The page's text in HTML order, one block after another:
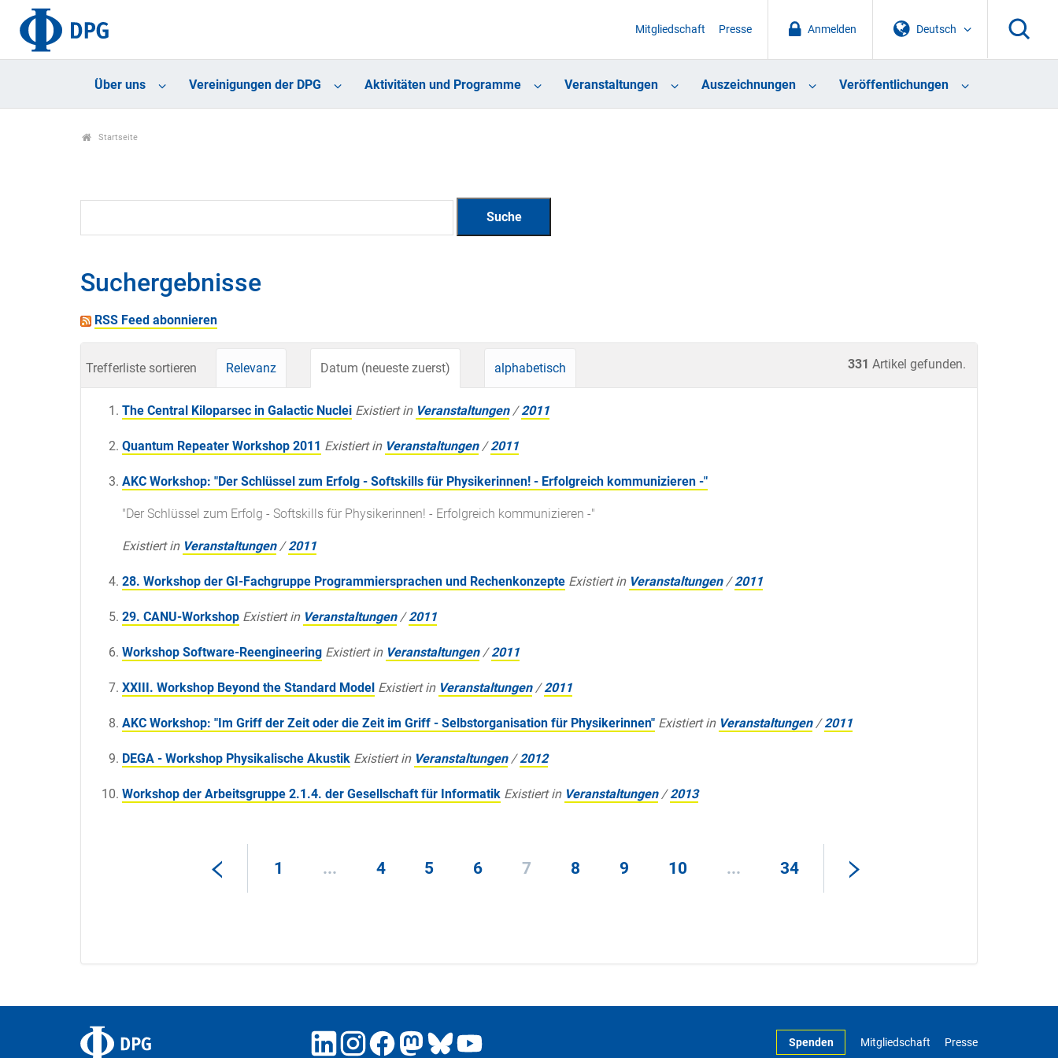
Deutsch
Anmelden
Mitgliedschaft Presse
Über uns Vereinigungen der DPG Aktivitäten und Programme Veranstaltungen Auszeichnungen Veröffentlichungen
Startseite
Suchergebnisse
RSS Feed abonnieren
331 Artikel gefunden.
Trefferliste sortieren Relevanz Datum (neueste zuerst) alphabetisch
The Central Kiloparsec in Galactic Nuclei Existiert in Veranstaltungen /2011
Quantum Repeater Workshop 2011 Existiert in Veranstaltungen /2011
AKC Workshop: "Der Schlüssel zum Erfolg - Softskills für Physikerinnen! - Erfolgreich kommunizieren -"
"Der Schlüssel zum Erfolg - Softskills für Physikerinnen! - Erfolgreich kommunizieren -"
Existiert in Veranstaltungen /2011
28. Workshop der GI-Fachgruppe Programmiersprachen und Rechenkonzepte Existiert in Veranstaltungen /2011
29. CANU-Workshop Existiert in Veranstaltungen /2011
Workshop Software-Reengineering Existiert in Veranstaltungen /2011
XXIII. Workshop Beyond the Standard Model Existiert in Veranstaltungen /2011
AKC Workshop: "Im Griff der Zeit oder die Zeit im Griff - Selbstorganisation für Physikerinnen" Existiert in Veranstaltungen /2011
DEGA - Workshop Physikalische Akustik Existiert in Veranstaltungen /2012
Workshop der Arbeitsgruppe 2.1.4. der Gesellschaft für Informatik Existiert in Veranstaltungen /2013
1 ... 4 5 6 7 8 9 10 ... 34
Spenden Mitgliedschaft Presse